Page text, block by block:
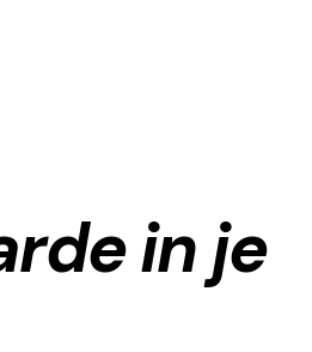
in je